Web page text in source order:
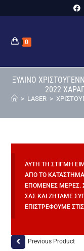
0
ΞΥΛΙΝΟ
2022
> LASER >
ΑΥΤΉ ΤΗ ΣΤΙΓΜΉ
ΑΠΌ ΤΟ ΚΑΤΆΣΤΗΜΆ
ΕΠΌΜΕΝΕΣ ΜΈΡΕΣ.
ΣΑΣ ΚΑΙ ΖΗΤΆΜΕ
ΕΠΙΣΤΡΈΦΟΥΜΕ
Previous Product